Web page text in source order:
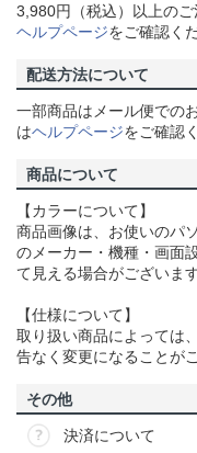
3,980円（税込）以上の
ヘルプページをご確認く
配送方法について
一部商品はメール便での
はヘルプページをご確認
商品について
【カラーについて】
商品画像は、お使いのパ
のメーカー・機種・画面
て見える場合がございま
【仕様について】
取り扱い商品によっては
告なく変更になることが
その他
決済について